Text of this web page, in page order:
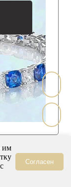
им
Согласен